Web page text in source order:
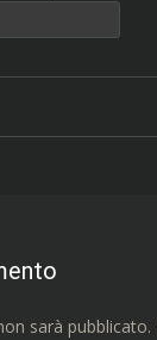
sarà pubblicato.